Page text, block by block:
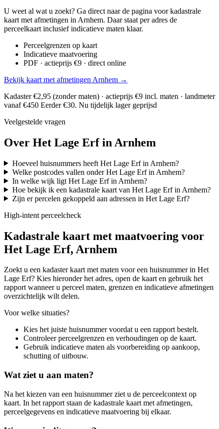
U weet al wat u zoekt? Ga direct naar de pagina voor kadastrale
kaart met afmetingen in Arnhem. Daar staat per adres de
perceelkaart inclusief indicatieve maten klaar.
Perceelgrenzen op kaart
Indicatieve maatvoering
PDF · actieprijs €9 · direct online
Bekijk kaart met afmetingen Arnhem →
Kadaster €2,95 (zonder maten) · actieprijs €9 incl. maten · landmeter
vanaf €450 Eerder €30. Nu tijdelijk lager geprijsd
Veelgestelde vragen
Over Het Lage Erf in Arnhem
Hoeveel huisnummers heeft Het Lage Erf in Arnhem?
Welke postcodes vallen onder Het Lage Erf in Arnhem?
In welke wijk ligt Het Lage Erf in Arnhem?
Hoe bekijk ik een kadastrale kaart van Het Lage Erf in Arnhem?
Zijn er percelen gekoppeld aan adressen in Het Lage Erf?
High-intent perceelcheck
Kadastrale kaart met maatvoering voor
Het Lage Erf, Arnhem
Zoekt u een kadaster kaart met maten voor een huisnummer in Het
Lage Erf? Kies hieronder het adres, open de kaart en gebruik het
rapport wanneer u perceel maten, grenzen en indicatieve afmetingen
overzichtelijk wilt delen.
Voor welke situaties?
Kies het juiste huisnummer voordat u een rapport bestelt.
Controleer perceelgrenzen en verhoudingen op de kaart.
Gebruik indicatieve maten als voorbereiding op aankoop,
schutting of uitbouw.
Wat ziet u aan maten?
Na het kiezen van een huisnummer ziet u de perceelcontext op
kaart. In het rapport staan de kadastrale kaart met afmetingen,
perceelgegevens en indicatieve maatvoering bij elkaar.